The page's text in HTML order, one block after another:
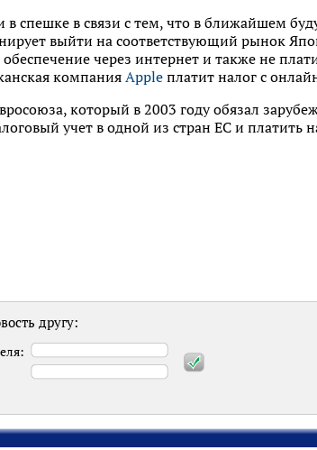
в спешке в связи с тем, что в ближайшем
выйти на соответствующий рынок
через интернет и также не
компания Apple платит налог с
который в 2003 году обязал
учет в одной из стран ЕС и платить
другу: